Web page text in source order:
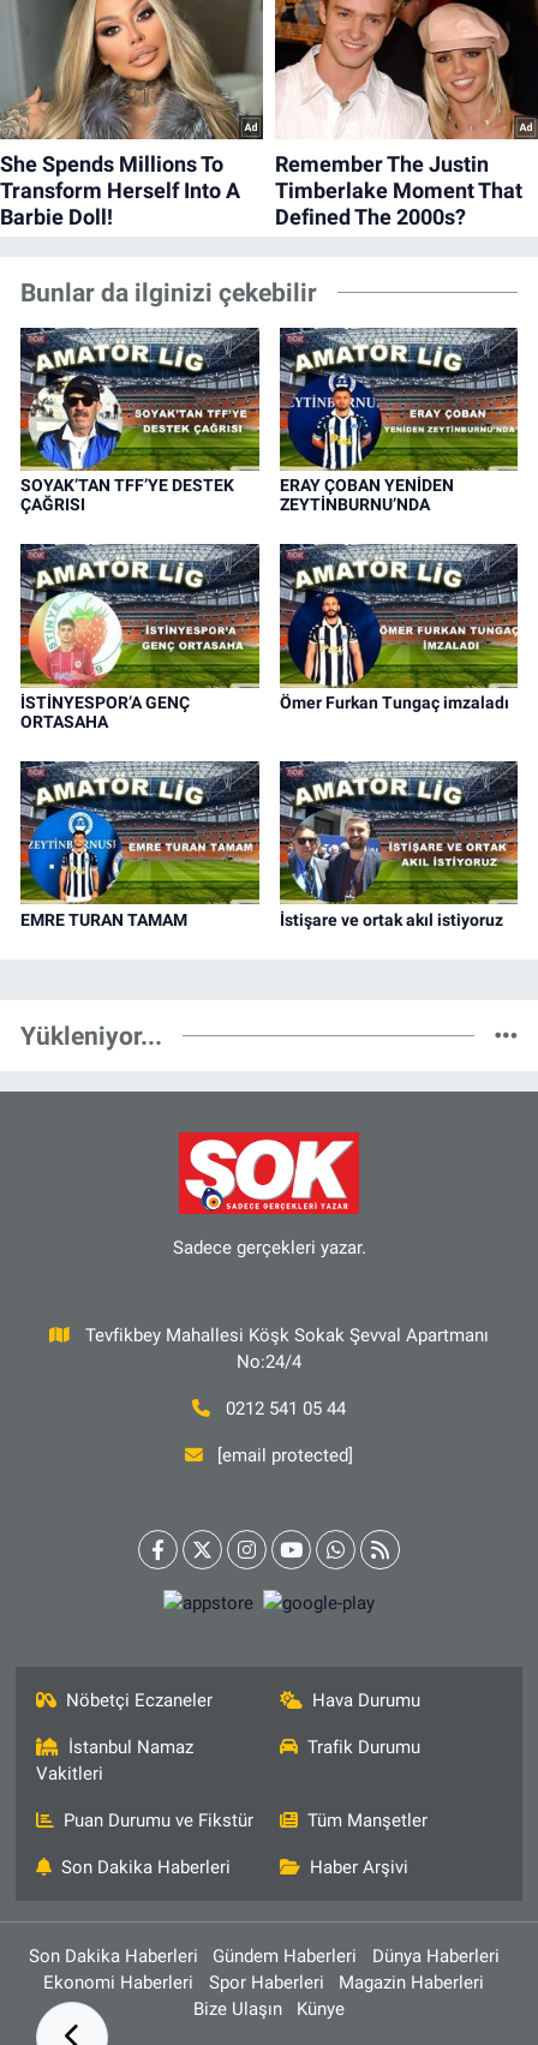
Bunlar da ilginizi çekebilir
SOYAK’TAN TFF’YE DESTEK
ÇAĞRISI
ERAY ÇOBAN YENİDEN
ZEYTİNBURNU’NDA
İSTİNYESPOR’A GENÇ
ORTASAHA
Ömer Furkan Tungaç imzaladı
EMRE TURAN TAMAM İstişare ve ortak akıl istiyoruz
Yükleniyor...
Sadece gerçekleri yazar.
Tevfikbey Mahallesi Köşk Sokak Şevval Apartmanı
No:24/4
0212 541 05 44
[email protected]
Nöbetçi Eczaneler Hava Durumu
İstanbul Namaz
Vakitleri
Trafik Durumu
Puan Durumu ve Fikstür Tüm Manşetler
Son Dakika Haberleri Haber Arşivi
Son Dakika Haberleri Gündem Haberleri
Dünya Haberleri
Ekonomi Haberleri
Spor Haberleri
Magazin Haberleri
Bize Ulaşın
Künye